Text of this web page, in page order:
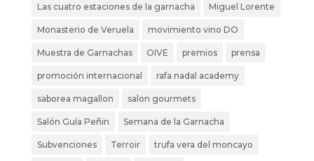
Las cuatro estaciones de la garnacha Miguel Lorente
Monasterio de Veruela movimiento vino DO
Muestra de Garnachas OIVE premios prensa
promoción internacional rafa nadal academy
saborea magallon salon gourmets
Salón Guía Peñin Semana de la Garnacha
Subvenciones Terroir trufa vera del moncayo